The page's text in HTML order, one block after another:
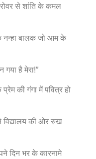
से शांति के कमल
नन्हा बालक जो आम के
गया है मेरा!”
की गंगा में पवित्र हो
विद्यालय की ओर रुख
दिन भर के कारनामे